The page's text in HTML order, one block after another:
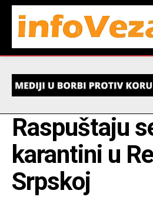
Raspuštaju
karantini u
Srpskoj